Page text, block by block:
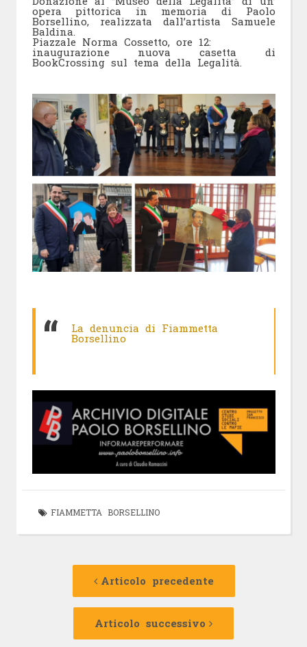
opera pittorica in memoria di Paolo
Borsellino, realizzata dall’artista Samuele
Baldina.
Piazzale Norma Cossetto, ore 12:
inaugurazione nuova casetta di
BookCrossing sul tema della Legalità.
La denuncia di Fiammetta
Borsellino
FIAMMETTA BORSELLINO
Navigazione
Articolo precedente
Articolo
Articolo successivo
Articolo